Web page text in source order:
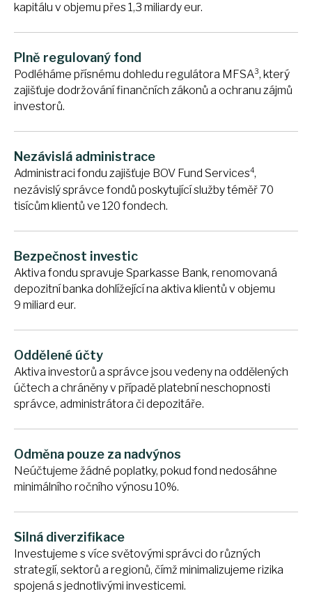
kapitálu v objemu přes 1,3 miliardy eur.
Plně regulovaný fond
Podléháme přísnému dohledu regulátora MFSA3, který
zajišťuje dodržování finančních zákonů a ochranu zájmů
investorů.
Nezávislá administrace
Administraci fondu zajišťuje BOV Fund Services4,
nezávislý správce fondů poskytující služby téměř 70
tisícům klientů ve 120 fondech.
Bezpečnost investic
Aktiva fondu spravuje Sparkasse Bank, renomovaná
depozitní banka dohlížející na aktiva klientů v objemu
9 miliard eur.
Oddělené účty
Aktiva investorů a správce jsou vedeny na oddělených
účtech a chráněny v případě platební neschopnosti
správce, administrátora či depozitáře.
Odměna pouze za nadvýnos
Neúčtujeme žádné poplatky, pokud fond nedosáhne
minimálního ročního výnosu 10%.
Silná diverzifikace
Investujeme s více světovými správci do různých
strategií, sektorů a regionů, čímž minimalizujeme rizika
spojená s jednotlivými investicemi.